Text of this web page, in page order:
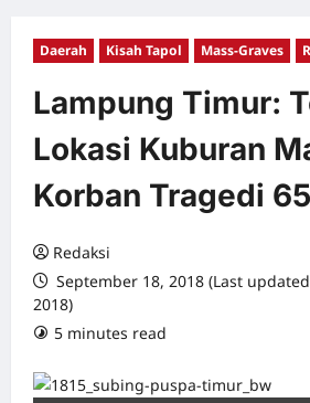
Daerah Kisah Tapol Mass-Graves
Lampung Timur:
Lokasi Kuburan
Korban Tragedi
Redaksi
September 18, 2018 (Last
2018)
5 minutes read